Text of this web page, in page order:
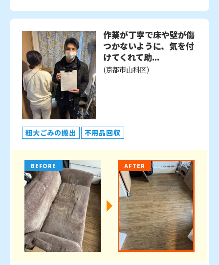
作業が丁寧で床や壁が傷
つかないように、気を付
けてくれて助...
(京都市山科区)
粗大ごみの搬出 不用品回収
BEFORE AFTER